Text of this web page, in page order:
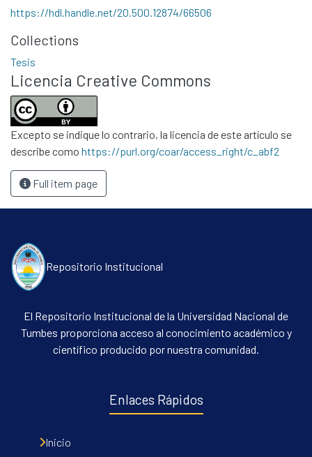
https://hdl.handle.net/20.500.12874/66506
Collections
Tesis
Licencia Creative Commons
Excepto se indique lo contrario, la licencia de este artículo se
describe como https://purl.org/coar/access_right/c_abf2
Full item page
Repositorio Institucional
El Repositorio Institucional de la Universidad Nacional de
Tumbes proporciona acceso al conocimiento académico y
científico producido por nuestra comunidad.
Enlaces Rápidos
Inicio